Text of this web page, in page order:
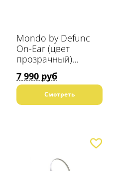
Mondo by Defunc
On-Ear (цвет
прозрачный)
накладные
Bluetooth наушники
Смотреть
7 990 руб